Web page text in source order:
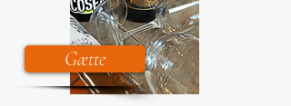
Gætte